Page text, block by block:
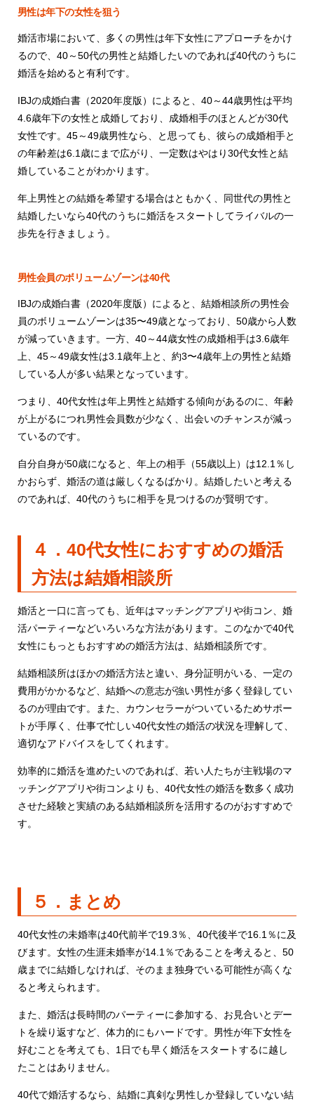
男性は年下の女性を狙う
婚活市場において、多くの男性は年下女性にアプローチをかけ
るので、40～50代の男性と結婚したいのであれば40代のうちに
婚活を始めると有利です。
IBJの成婚白書（2020年度版）によると、40～44歳男性は平均
4.6歳年下の女性と成婚しており、成婚相手のほとんどが30代
女性です。45～49歳男性なら、と思っても、彼らの成婚相手と
の年齢差は6.1歳にまで広がり、一定数はやはり30代女性と結
婚していることがわかります。
年上男性との結婚を希望する場合はともかく、同世代の男性と
結婚したいなら40代のうちに婚活をスタートしてライバルの一
歩先を行きましょう。
男性会員のボリュームゾーンは40代
IBJの成婚白書（2020年度版）によると、結婚相談所の男性会
員のボリュームゾーンは35〜49歳となっており、50歳から人数
が減っていきます。一方、40～44歳女性の成婚相手は3.6歳年
上、45～49歳女性は3.1歳年上と、約3〜4歳年上の男性と結婚
している人が多い結果となっています。
つまり、40代女性は年上男性と結婚する傾向があるのに、年齢
が上がるにつれ男性会員数が少なく、出会いのチャンスが減っ
ているのです。
自分自身が50歳になると、年上の相手（55歳以上）は12.1％し
かおらず、婚活の道は厳しくなるばかり。結婚したいと考える
のであれば、40代のうちに相手を見つけるのが賢明です。
４．40代女性におすすめの婚活
方法は結婚相談所
婚活と一口に言っても、近年はマッチングアプリや街コン、婚
活パーティーなどいろいろな方法があります。このなかで40代
女性にもっともおすすめの婚活方法は、結婚相談所です。
結婚相談所はほかの婚活方法と違い、身分証明がいる、一定の
費用がかかるなど、結婚への意志が強い男性が多く登録してい
るのが理由です。また、カウンセラーがついているためサポー
トが手厚く、仕事で忙しい40代女性の婚活の状況を理解して、
適切なアドバイスをしてくれます。
効率的に婚活を進めたいのであれば、若い人たちが主戦場のマ
ッチングアプリや街コンよりも、40代女性の婚活を数多く成功
させた経験と実績のある結婚相談所を活用するのがおすすめで
す。
５．まとめ
40代女性の未婚率は40代前半で19.3％、40代後半で16.1％に及
びます。女性の生涯未婚率が14.1％であることを考えると、50
歳までに結婚しなければ、そのまま独身でいる可能性が高くな
ると考えられます。
また、婚活は長時間のパーティーに参加する、お見合いとデー
トを繰り返すなど、体力的にもハードです。男性が年下女性を
好むことを考えても、1日でも早く婚活をスタートするに越し
たことはありません。
40代で婚活するなら、結婚に真剣な男性しか登録していない結